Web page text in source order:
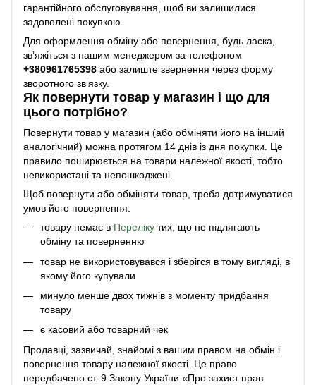
гарантійного обслуговування, щоб ви залишилися
задоволені покупкою.
Для оформлення обміну або повернення, будь ласка,
зв’яжіться з нашим менеджером за телефоном
+380961765398 або залиште звернення через форму
зворотного зв’язку.
Як повернути товар у магазин і що для
цього потрібно?
Повернути товар у магазин (або обміняти його на інший
аналогічний) можна протягом 14 днів із дня покупки. Це
правило поширюється на товари належної якості, тобто
невикористані та непошкоджені.
Щоб повернути або обміняти товар, треба дотримуватися
умов його повернення:
товару немає в Переліку тих, що не підлягають
обміну та поверненню
товар не використовувався і зберігся в тому вигляді, в
якому його купували
минуло менше двох тижнів з моменту придбання
товару
є касовий або товарний чек
Продавці, зазвичай, знайомі з вашим правом на обмін і
повернення товару належної якості. Це право
передбачено ст. 9 Закону України «Про захист прав